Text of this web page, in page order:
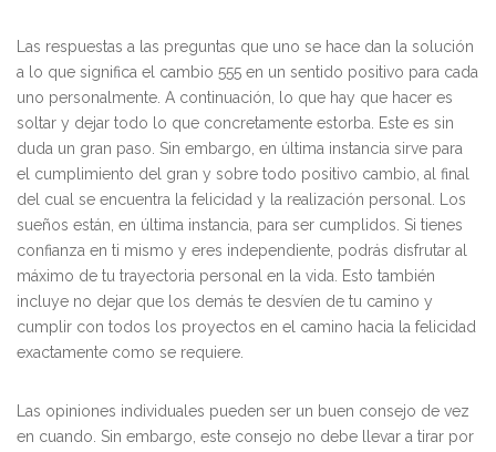
Las respuestas a las preguntas que uno se hace dan la solución
a lo que significa el cambio 555 en un sentido positivo para cada
uno personalmente. A continuación, lo que hay que hacer es
soltar y dejar todo lo que concretamente estorba. Este es sin
duda un gran paso. Sin embargo, en última instancia sirve para
el cumplimiento del gran y sobre todo positivo cambio, al final
del cual se encuentra la felicidad y la realización personal. Los
sueños están, en última instancia, para ser cumplidos. Si tienes
confianza en ti mismo y eres independiente, podrás disfrutar al
máximo de tu trayectoria personal en la vida. Esto también
incluye no dejar que los demás te desvíen de tu camino y
cumplir con todos los proyectos en el camino hacia la felicidad
exactamente como se requiere.
Las opiniones individuales pueden ser un buen consejo de vez
en cuando. Sin embargo, este consejo no debe llevar a tirar por